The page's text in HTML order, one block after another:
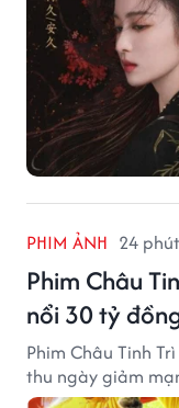
PHIM ẢNH 24
Phim Châu
nổi 30 tỷ
Phim Châu Tinh
thu ngày giảm